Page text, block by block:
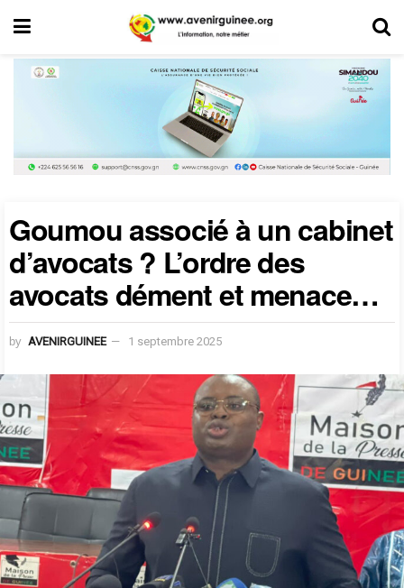
Goumou associé à un cabinet
d’avocats ? L’ordre des
avocats dément et menace…
by AVENIRGUINEE 1 septembre 2025